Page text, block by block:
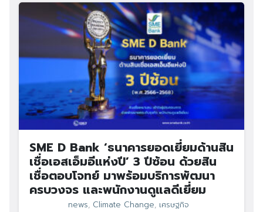
SME D Bank ‘ธนาคารยอดเยี่ยมด้านสิน
เชื่อเอสเอ็มอีแห่งปี’ 3 ปีซ้อน ด้วยสิน
เชื่อตอบโจทย์ มาพร้อมบริการพัฒนา
ครบวงจร และพนักงานดูแลดีเยี่ยม
news, Climate Change, เศรษฐกิจ